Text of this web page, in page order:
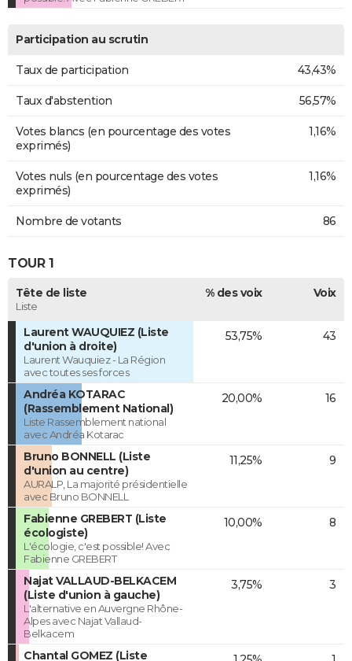
Participation au scrutin
Taux de participation 43,43%
Taux d'abstention 56,57%
Votes blancs (en pourcentage des votes
exprimés)
1,16%
Votes nuls (en pourcentage des votes
exprimés)
1,16%
Nombre de votants 86
TOUR 1
Tête de liste
Liste
% des voix Voix
Laurent WAUQUIEZ (Liste
d'union à droite)
Laurent Wauquiez - La Région
avec toutes ses forces
53,75% 43
Andréa KOTARAC
(Rassemblement National)
Liste Rassemblement national
avec Andréa Kotarac
20,00% 16
Bruno BONNELL (Liste
d'union au centre)
AURALP, La majorité présidentielle
avec Bruno BONNELL
11,25% 9
Fabienne GREBERT (Liste
écologiste)
L'écologie, c'est possible! Avec
Fabienne GREBERT
10,00% 8
Najat VALLAUD-BELKACEM
(Liste d'union à gauche)
L'alternative en Auvergne Rhône-
Alpes avec Najat Vallaud-
Belkacem
3,75% 3
Chantal GOMEZ (Liste